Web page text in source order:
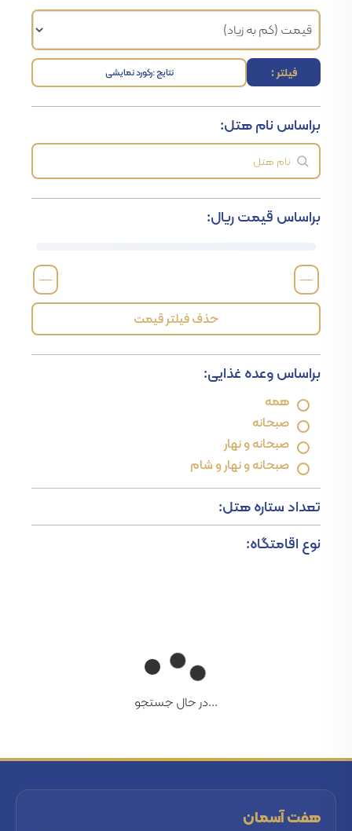
فیلتر : نتایج :رکورد نمایشی
براساس نام هتل:
براساس قیمت ریال:
—
—
حذف فیلتر قیمت
براساس وعده غذایی:
همه
صبحانه
صبحانه و نهار
صبحانه و نهار و شام
تعداد ستاره هتل:
نوع اقامتگاه:
...در حال جستجو
هفت آسمان